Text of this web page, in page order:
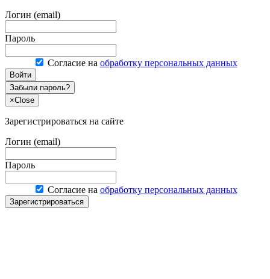
Логин (email)
Пароль
Согласие на обработку персональных данных
Войти
Забыли пароль?
×Close
Зарегистрироваться на сайте
Логин (email)
Пароль
Согласие на обработку персональных данных
Зарегистрироваться